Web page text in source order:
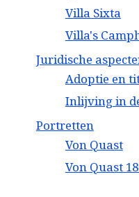
Villa Sixta
Villa's
Juridische
Adoptie en
Inlijving in
Portretten
Von Quast
Von Quast